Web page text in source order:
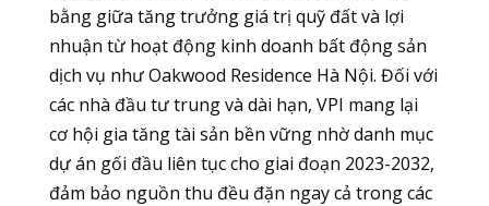
bằng giữa tăng trưởng giá trị quỹ đất và lợi
nhuận từ hoạt động kinh doanh bất động sản
dịch vụ như Oakwood Residence Hà Nội. Đối với
các nhà đầu tư trung và dài hạn, VPI mang lại
cơ hội gia tăng tài sản bền vững nhờ danh mục
dự án gối đầu liên tục cho giai đoạn 2023-2032,
đảm bảo nguồn thu đều đặn ngay cả trong các